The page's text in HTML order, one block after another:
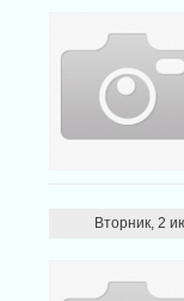
Вторник, 2